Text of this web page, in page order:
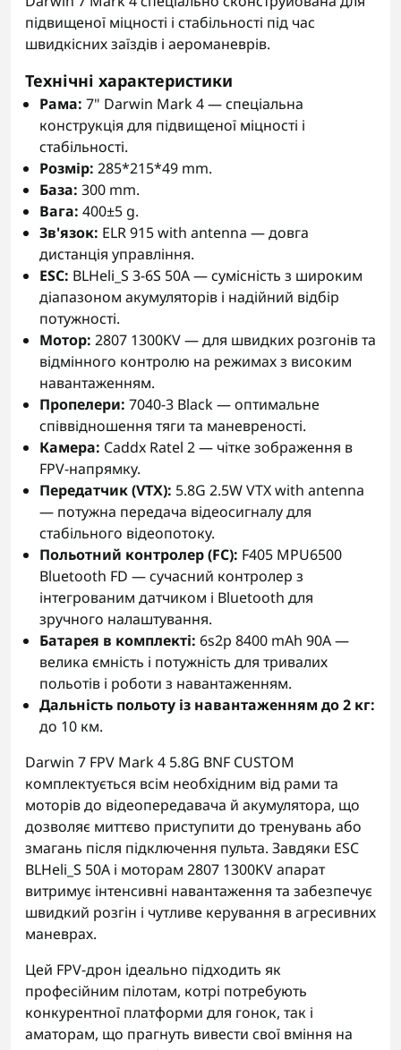
підвищеної міцності і стабільності під час
швидкісних заїздів і аероманеврів.
Технічні характеристики
Рама: 7" Darwin Mark 4 — спеціальна
конструкція для підвищеної міцності і
стабільності.
Розмір: 285*215*49 mm.
База: 300 mm.
Вага: 400±5 g.
Зв'язок: ELR 915 with antenna — довга
дистанція управління.
ESC: BLHeli_S 3-6S 50A — сумісність з широким
діапазоном акумуляторів і надійний відбір
потужності.
Мотор: 2807 1300KV — для швидких розгонів та
відмінного контролю на режимах з високим
навантаженням.
Пропелери: 7040-3 Black — оптимальне
співвідношення тяги та маневреності.
Камера: Caddx Ratel 2 — чітке зображення в
FPV-напрямку.
Передатчик (VTX): 5.8G 2.5W VTX with antenna
— потужна передача відеосигналу для
стабільного відеопотоку.
Польотний контролер (FC): F405 MPU6500
Bluetooth FD — сучасний контролер з
інтегрованим датчиком і Bluetooth для
зручного налаштування.
Батарея в комплекті: 6s2p 8400 mAh 90A —
велика ємність і потужність для тривалих
польотів і роботи з навантаженням.
Дальність польоту із навантаженням до 2 кг:
до 10 км.
Darwin 7 FPV Mark 4 5.8G BNF CUSTOM
комплектується всім необхідним від рами та
моторів до відеопередавача й акумулятора, що
дозволяє миттєво приступити до тренувань або
змагань після підключення пульта. Завдяки ESC
BLHeli_S 50A і моторам 2807 1300KV апарат
витримує інтенсивні навантаження та забезпечує
швидкий розгін і чутливе керування в агресивних
маневрах.
Цей FPV-дрон ідеально підходить як
професійним пілотам, котрі потребують
конкурентної платформи для гонок, так і
аматорам, що прагнуть вивести свої вміння на